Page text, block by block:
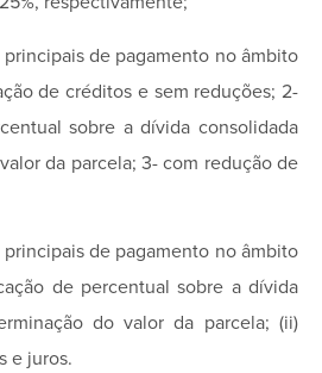
de pagamento no âmbito
de créditos e sem reduções; 2-
sobre a dívida consolidada
da parcela; 3- com redução de
de pagamento no âmbito
de percentual sobre a dívida
do valor da parcela; (ii)
e juros.